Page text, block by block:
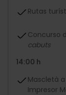
Rutas
Concurso
cabuts
14:00 h
Mascletà
Impresor